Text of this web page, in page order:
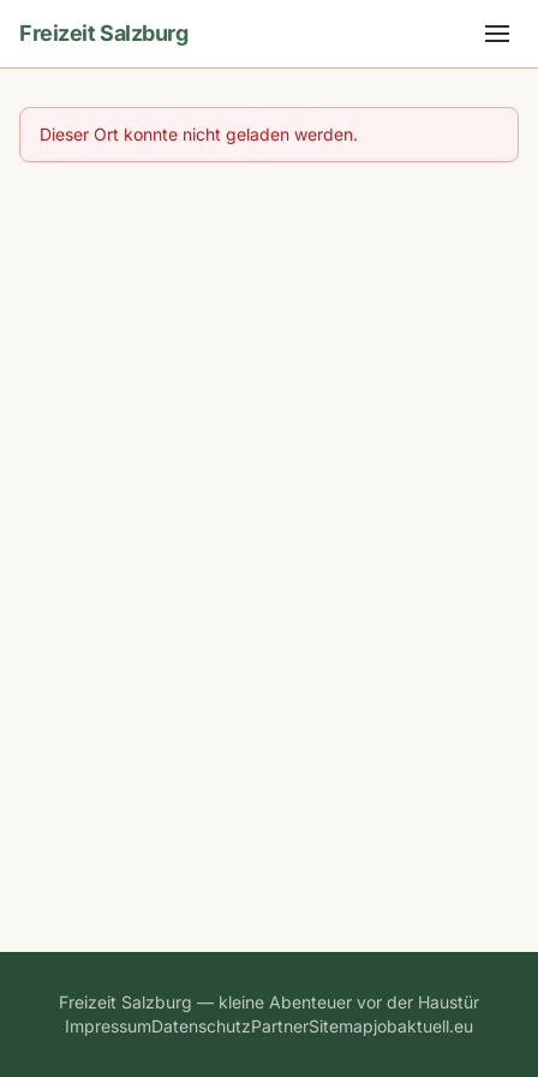
Freizeit Salzburg
Dieser Ort konnte nicht geladen werden.
Freizeit Salzburg — kleine Abenteuer vor der Haustür
ImpressumDatenschutzPartnerSitemapjobaktuell.eu